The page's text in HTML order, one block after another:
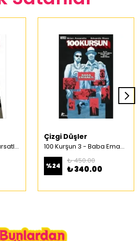
100 Kurşun 2 – Anlık Fırsatlar Türkçe Çizgi Roman
Çizgi Düşler
100 Kurşun 3 - Baba Emaneti Türkçe Çizgi Roman
%24
₺ 450.00
₺ 340.00